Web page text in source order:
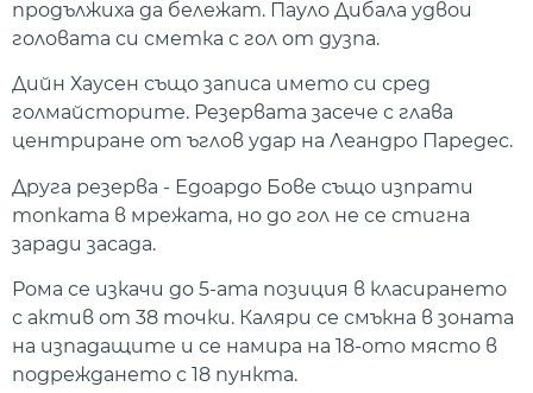
продължиха да бележат. Пауло Дибала удвои
головата си сметка с гол от дузпа.
Дийн Хаусен също записа името си сред
голмайсторите. Резервата засече с глава
центриране от ъглов удар на Леандро Паредес.
Друга резерва - Едоардо Бове също изпрати
топката в мрежата, но до гол не се стигна
заради засада.
Рома се изкачи до 5-ата позиция в класирането
с актив от 38 точки. Каляри се смъкна в зоната
на изпадащите и се намира на 18-ото място в
подреждането с 18 пункта.